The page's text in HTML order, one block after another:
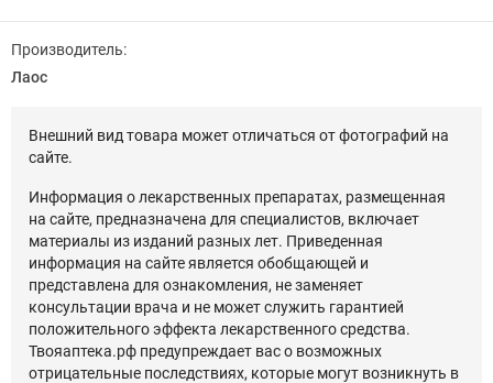
Производитель:
Лаос
Внешний вид товара может отличаться от фотографий на
сайте.
Информация о лекарственных препаратах, размещенная
на сайте, предназначена для специалистов, включает
материалы из изданий разных лет. Приведенная
информация на сайте является обобщающей и
представлена для ознакомления, не заменяет
консультации врача и не может служить гарантией
положительного эффекта лекарственного средства.
Твояаптека.рф предупреждает вас о возможных
отрицательные последствиях, которые могут возникнуть в